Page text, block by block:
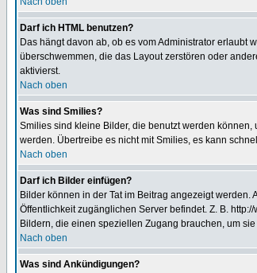
Darf ich HTML benutzen?
Das hängt davon ab, ob es vom Administrator erlaubt
überschwemmen, die das Layout zerstören oder
aktivierst.
Nach oben
Was sind Smilies?
Smilies sind kleine Bilder, die benutzt werden
werden. Übertreibe es nicht mit Smilies, es kann
Nach oben
Darf ich Bilder einfügen?
Bilder können in der Tat im Beitrag angezeigt
Öffentlichkeit zugänglichen Server befindet. Z. B.
Bildern, die einen speziellen Zugang brauchen, um
Nach oben
Was sind Ankündigungen?